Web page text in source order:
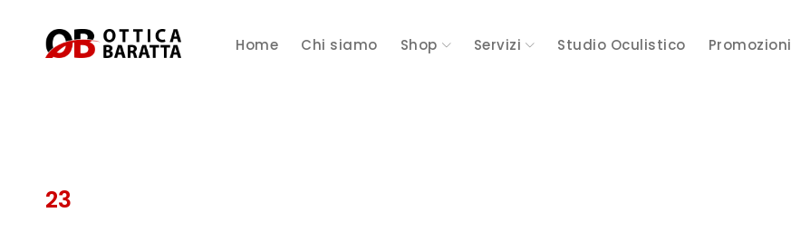
Home Chi siamo Shop Servizi Studio Oculistico Promozioni
23